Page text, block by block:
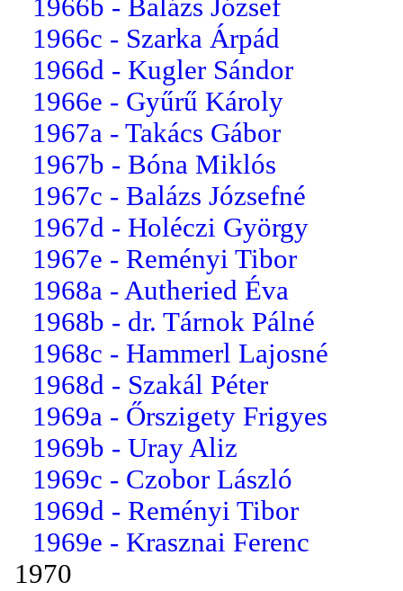
1966b - Balázs József
1966c - Szarka Árpád
1966d - Kugler Sándor
1966e - Gyűrű Károly
1967a - Takács Gábor
1967b - Bóna Miklós
1967c - Balázs Józsefné
1967d - Holéczi György
1967e - Reményi Tibor
1968a - Autheried Éva
1968b - dr. Tárnok Pálné
1968c - Hammerl Lajosné
1968d - Szakál Péter
1969a - Őrszigety Frigyes
1969b - Uray Aliz
1969c - Czobor László
1969d - Reményi Tibor
1969e - Krasznai Ferenc
1970